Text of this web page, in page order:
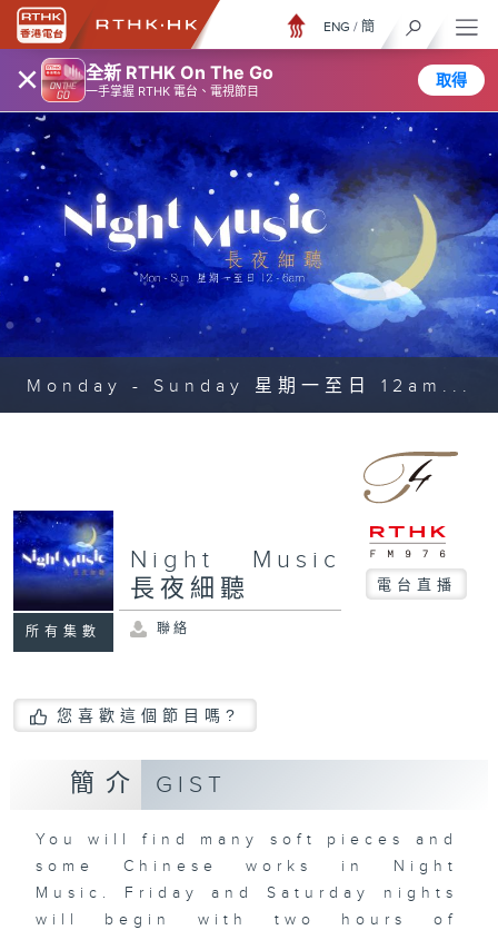
× 全新 RTHK On The Go
一手掌握 RTHK 電台、電視節目
取得
ENG / 簡
Monday - Sunday 星期一至日 12am...
所有集數
Night Music
長夜細聽
電台直播
聯絡
您喜歡這個節目嗎?
簡介 GIST
You will find many soft pieces and
some Chinese works in Night
Music. Friday and Saturday nights
will begin with two hours of